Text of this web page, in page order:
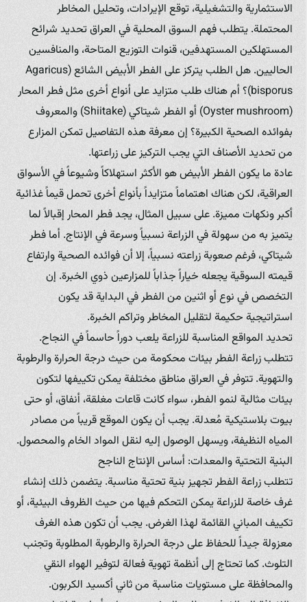
الاستثمارية والتشغيلية، توقع الإيرادات، وتحليل المخاطر
المحتملة. يتطلب فهم السوق المحلية في العراق تحديد شرائح
المستهلكين المستهدفين، قنوات التوزيع المتاحة، والمنافسين
الحاليين. هل الطلب يتركز على الفطر الأبيض الشائع (Agaricus
bisporus)؟ أم هناك طلب متزايد على أنواع أخرى مثل فطر المحار
(Oyster mushroom) أو الفطر شيتاكي (Shiitake) والمعروف
بفوائده الصحية الكبيرة؟ إن معرفة هذه التفاصيل تمكن المزارع
من تحديد الأصناف التي يجب التركيز على زراعتها.
عادة ما يكون الفطر الأبيض هو الأكثر استهلاكاً وشيوعاً في الأسواق
العراقية، لكن هناك اهتماماً متزايداً بأنواع أخرى تحمل قيماً غذائية
أكبر ونكهات مميزة. على سبيل المثال، يجد فطر المحار إقبالاً لما
يتميز به من سهولة في الزراعة نسبياً وسرعة في الإنتاج. أما فطر
شيتاكي، فرغم صعوبة زراعته نسبياً، إلا أن فوائده الصحية وارتفاع
قيمته السوقية يجعله خياراً جذاباً للمزارعين ذوي الخبرة. إن
التخصص في نوع أو اثنين من الفطر في البداية قد يكون
استراتيجية حكيمة لتقليل المخاطر وتراكم الخبرة.
تحديد المواقع المناسبة للزراعة يلعب دوراً حاسماً في النجاح.
تتطلب زراعة الفطر بيئات محكومة من حيث درجة الحرارة والرطوبة
والتهوية. تتوفر في العراق مناطق مختلفة يمكن تكييفها لتكون
بيئات مثالية لنمو الفطر، سواء كانت قاعات مغلقة، أنفاق، أو حتى
بيوت بلاستيكية مُعدلة. يجب أن يكون الموقع قريباً من مصادر
المياه النظيفة، ويسهل الوصول إليه لنقل المواد الخام والمحصول.
البنية التحتية والمعدات: أساس الإنتاج الناجح
تتطلب زراعة الفطر تجهيز بنية تحتية مناسبة. يتضمن ذلك إنشاء
غرف خاصة للزراعة يمكن التحكم فيها من حيث الظروف البيئية، أو
تكييف المباني القائمة لهذا الغرض. يجب أن تكون هذه الغرف
معزولة جيداً للحفاظ على درجة الحرارة والرطوبة المطلوبة وتجنب
التلوث. كما تحتاج إلى أنظمة تهوية فعالة لتوفير الهواء النقي
والمحافظة على مستويات مناسبة من ثاني أكسيد الكربون.